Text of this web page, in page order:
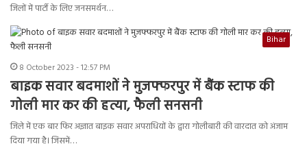
जिलों में पार्टी के लिए जनसमर्थन…
Bihar
8 October 2023 - 12:57 PM
बाइक सवार बदमाशों ने मुजफ्फरपुर में बैंक स्टाफ की
गोली मार कर की हत्या, फैली सनसनी
जिले में एक बार फिर अज्ञात बाइक सवार अपराधियों के द्वारा गोलीबारी की वारदात को अंजाम
दिया गया है। जिसमें…